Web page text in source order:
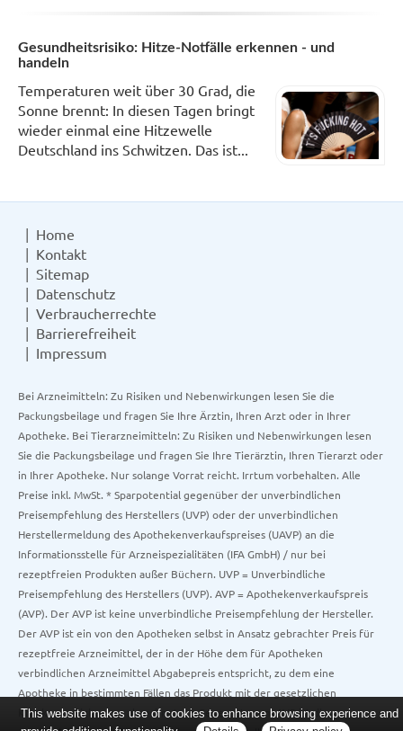
Gesundheitsrisiko: Hitze-Notfälle erkennen - und
handeln
Temperaturen weit über 30 Grad, die
Sonne brennt: In diesen Tagen bringt
wieder einmal eine Hitzewelle
Deutschland ins Schwitzen. Das ist...
Home
Kontakt
Sitemap
Datenschutz
Verbraucherrechte
Barrierefreiheit
Impressum
Bei Arzneimitteln: Zu Risiken und Nebenwirkungen lesen Sie die
Packungsbeilage und fragen Sie Ihre Ärztin, Ihren Arzt oder in Ihrer
Apotheke. Bei Tierarzneimitteln: Zu Risiken und Nebenwirkungen lesen
Sie die Packungsbeilage und fragen Sie Ihre Tierärztin, Ihren Tierarzt oder
in Ihrer Apotheke. Nur solange Vorrat reicht. Irrtum vorbehalten. Alle
Preise inkl. MwSt. * Sparpotential gegenüber der unverbindlichen
Preisempfehlung des Herstellers (UVP) oder der unverbindlichen
Herstellermeldung des Apothekenverkaufspreises (UAVP) an die
Informationsstelle für Arzneispezialitäten (IFA GmbH) / nur bei
rezeptfreien Produkten außer Büchern. UVP = Unverbindliche
Preisempfehlung des Herstellers (UVP). AVP = Apothekenverkaufspreis
(AVP). Der AVP ist keine unverbindliche Preisempfehlung der Hersteller.
Der AVP ist ein von den Apotheken selbst in Ansatz gebrachter Preis für
rezeptfreie Arzneimittel, der in der Höhe dem für Apotheken
verbindlichen Arzneimittel Abgabepreis entspricht, zu dem eine
Apotheke in bestimmten Fällen das Produkt mit der gesetzlichen
Krankenversicherung abrechnet. Im Gegensatz zum AVP ist die
This website makes use of cookies to enhance browsing experience and